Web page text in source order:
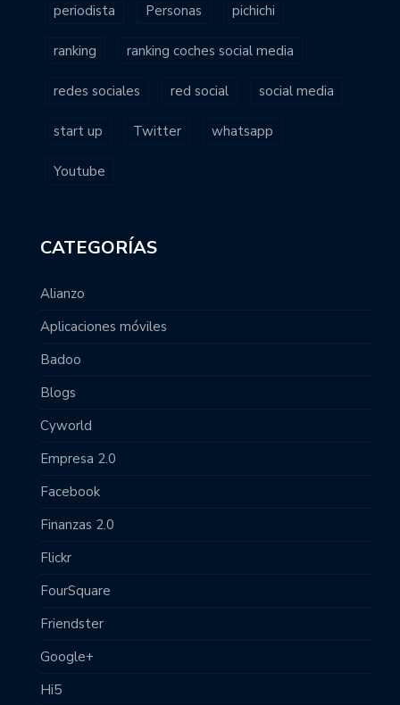
periodista Personas pichichi
ranking ranking coches social media
redes sociales red social social media
start up Twitter whatsapp
Youtube
CATEGORÍAS
Alianzo
Aplicaciones móviles
Badoo
Blogs
Cyworld
Empresa 2.0
Facebook
Finanzas 2.0
Flickr
FourSquare
Friendster
Google+
Hi5